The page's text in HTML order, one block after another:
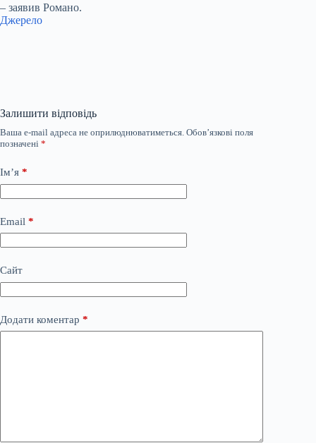
– заявив Романо.
Джерело
Залишити відповідь
Ваша e-mail адреса не оприлюднюватиметься. Обов’язкові поля
позначені *
Ім’я *
Email *
Сайт
Додати коментар *